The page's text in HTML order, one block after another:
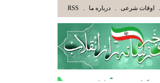
عاقلان هدایت یافته،حرفها را میشنوند و سپس . اوقات شرعی . درباره ما .
RSS